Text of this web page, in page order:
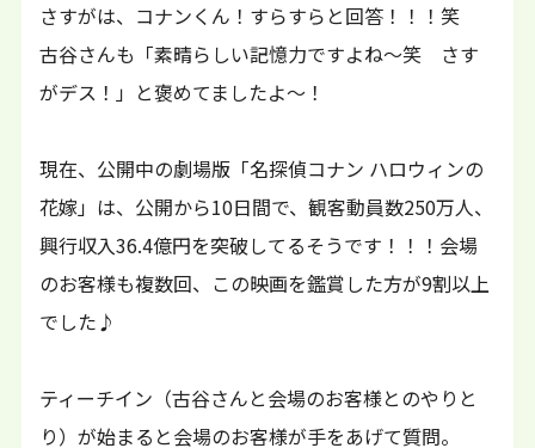
さすがは、コナンくん！すらすらと回答！！！笑
古谷さんも「素晴らしい記憶力ですよね～笑 さす
がデス！」と褒めてましたよ～！
現在、公開中の劇場版「名探偵コナン ハロウィンの
花嫁」は、公開から10日間で、観客動員数250万人、
興行収入36.4億円を突破してるそうです！！！会場
のお客様も複数回、この映画を鑑賞した方が9割以上
でした♪
ティーチイン（古谷さんと会場のお客様とのやりと
り）が始まると会場のお客様が手をあげて質問。